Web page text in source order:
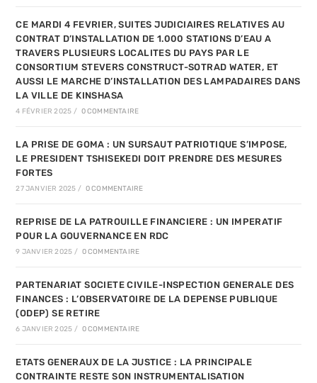
CE MARDI 4 FEVRIER, SUITES JUDICIAIRES RELATIVES AU
CONTRAT D’INSTALLATION DE 1.000 STATIONS D’EAU A
TRAVERS PLUSIEURS LOCALITES DU PAYS PAR LE
CONSORTIUM STEVERS CONSTRUCT-SOTRAD WATER, ET
AUSSI LE MARCHE D’INSTALLATION DES LAMPADAIRES DANS
LA VILLE DE KINSHASA
4 FÉVRIER 2025 / 0 COMMENTAIRE
LA PRISE DE GOMA : UN SURSAUT PATRIOTIQUE S’IMPOSE,
LE PRESIDENT TSHISEKEDI DOIT PRENDRE DES MESURES
FORTES
27 JANVIER 2025 / 0 COMMENTAIRE
REPRISE DE LA PATROUILLE FINANCIERE : UN IMPERATIF
POUR LA GOUVERNANCE EN RDC
9 JANVIER 2025 / 0 COMMENTAIRE
PARTENARIAT SOCIETE CIVILE-INSPECTION GENERALE DES
FINANCES : L’OBSERVATOIRE DE LA DEPENSE PUBLIQUE
(ODEP) SE RETIRE
6 JANVIER 2025 / 0 COMMENTAIRE
ETATS GENERAUX DE LA JUSTICE : LA PRINCIPALE
CONTRAINTE RESTE SON INSTRUMENTALISATION